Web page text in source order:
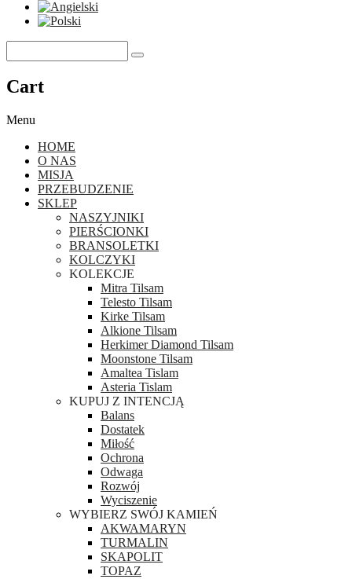
Cart
Menu
HOME
O NAS
MISJA
PRZEBUDZENIE
SKLEP
NASZYJNIKI
PIERŚCIONKI
BRANSOLETKI
KOLCZYKI
KOLEKCJE
Mitra Tilsam
Telesto Tilsam
Kirke Tilsam
Alkione Tilsam
Herkimer Diamond Tilsam
Moonstone Tilsam
Amaltea Tislam
Asteria Tislam
KUPUJ Z INTENCJĄ
Balans
Dostatek
Miłość
Ochrona
Odwaga
Rozwój
Wyciszenie
WYBIERZ SWÓJ KAMIEŃ
AKWAMARYN
TURMALIN
SKAPOLIT
TOPAZ